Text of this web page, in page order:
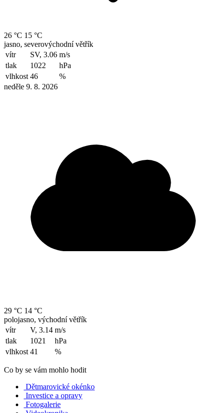
26 °C 15 °C
jasno, severovýchodní větřík
vítr
SV, 3.06 m/s
tlak
1022
hPa
vlhkost 46
%
neděle 9. 8. 2026
29 °C 14 °C
polojasno, východní větřík
vítr
V, 3.14 m/s
tlak
1021
hPa
vlhkost 41 %
Co by se vám mohlo hodit
Dětmarovické okénko
Investice a opravy
Fotogalerie